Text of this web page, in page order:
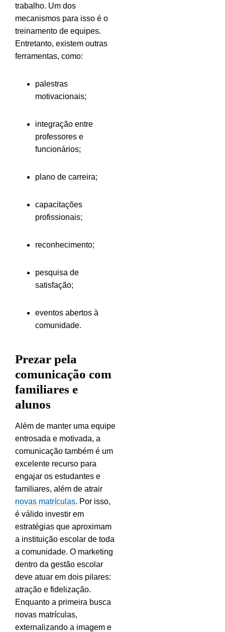
trabalho. Um dos
mecanismos para isso é o
treinamento de equipes.
Entretanto, existem outras
ferramentas, como:
palestras
motivacionais;
integração entre
professores e
funcionários;
plano de carreira;
capacitações
profissionais;
reconhecimento;
pesquisa de
satisfação;
eventos abertos à
comunidade.
Prezar pela
comunicação com
familiares e
alunos
Além de manter uma equipe
entrosada e motivada, a
comunicação também é um
excelente recurso para
engajar os estudantes e
familiares, além de atrair
novas matrículas. Por isso,
é válido investir em
estratégias que aproximam
a instituição escolar de toda
a comunidade. O marketing
dentro da gestão escolar
deve atuar em dois pilares:
atração e fidelização.
Enquanto a primeira busca
novas matrículas,
externalizando a imagem e